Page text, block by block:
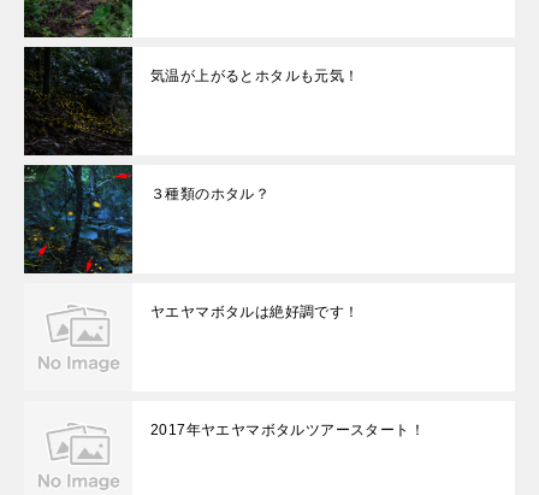
気温が上がるとホタルも元気！
３種類のホタル？
ヤエヤマボタルは絶好調です！
2017年ヤエヤマボタルツアースタート！